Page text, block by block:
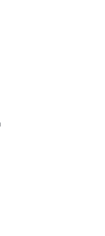
trung tâm
có thể sử dụng
Sân bay Quốc tế
thành phố. Các
thường xuyên và là
lợi và nhanh